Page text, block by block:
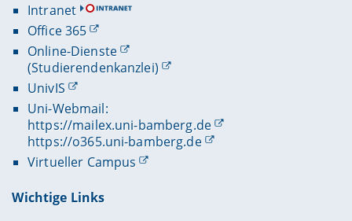
Intranet
Office 365
Online-Dienste
(Studierendenkanzlei)
UnivIS
Uni-Webmail:
https://mailex.uni-bamberg.de
https://o365.uni-bamberg.de
Virtueller Campus
Wichtige Links